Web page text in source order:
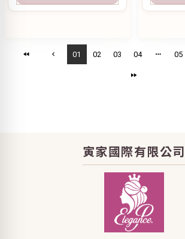
01 02 03 04 05
寅家國際有限公司